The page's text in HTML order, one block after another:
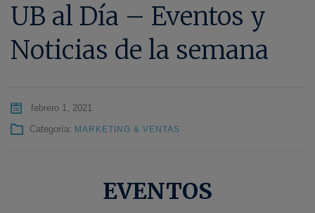
UB al Día – Eventos y
Noticias de la semana
febrero 1, 2021
Categoría: MARKETING & VENTAS
EVENTOS